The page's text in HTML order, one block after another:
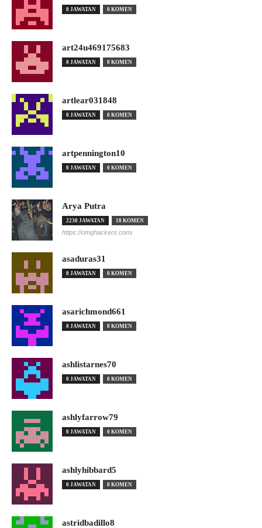
0 JAWATAN 0 KOMEN
art24u469175683
0 JAWATAN 0 KOMEN
artlear031848
0 JAWATAN 0 KOMEN
artpennington10
0 JAWATAN 0 KOMEN
Arya Putra
2230 JAWATAN 18 KOMEN
https://omghackers.com/
asaduras31
0 JAWATAN 0 KOMEN
asarichmond661
0 JAWATAN 0 KOMEN
ashlistarnes70
0 JAWATAN 0 KOMEN
ashlyfarrow79
0 JAWATAN 0 KOMEN
ashlyhibbard5
0 JAWATAN 0 KOMEN
astridbadillo8